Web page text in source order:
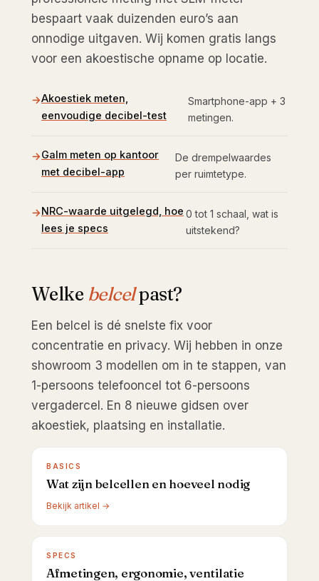
bespaart vaak duizenden euro’s aan
onnodige uitgaven. Wij komen gratis langs
voor een akoestische opname op locatie.
Akoestiek meten,
eenvoudige decibel-test
Smartphone-app + 3
metingen.
Galm meten op kantoor
met decibel-app
De drempelwaardes
per ruimtetype.
NRC-waarde uitgelegd, hoe
lees je specs
0 tot 1 schaal, wat is
uitstekend?
Welke belcelpast?
Een belcel is dé snelste fix voor
concentratie en privacy. Wij hebben in onze
showroom 3 modellen om in te stappen, van
1-persoons telefooncel tot 6-persoons
vergadercel. En 8 nieuwe gidsen over
akoestiek, plaatsing en installatie.
BASICS
Wat zijn belcellen en hoeveel nodig
Bekijk artikel →
SPECS
Afmetingen, ergonomie, ventilatie